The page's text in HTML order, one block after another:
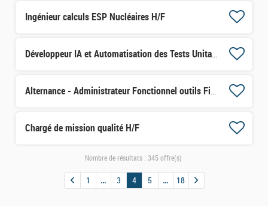
Ingénieur calculs ESP Nucléaires H/F
Développeur IA et Automatisation des Tests Unitaires H/F
Alternance - Administrateur Fonctionnel outils Finance H/F
Chargé de mission qualité H/F
Nombre de résultats : 345 offre(s)
1 3 4 5 18